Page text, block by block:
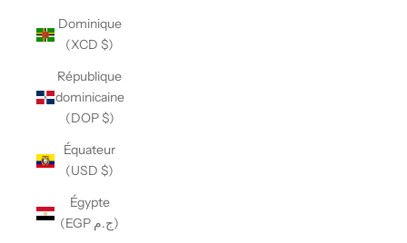
Dominique
(XCD $)
République
dominicaine
(DOP $)
Équateur
(USD $)
Égypte
(EGP ج.م)